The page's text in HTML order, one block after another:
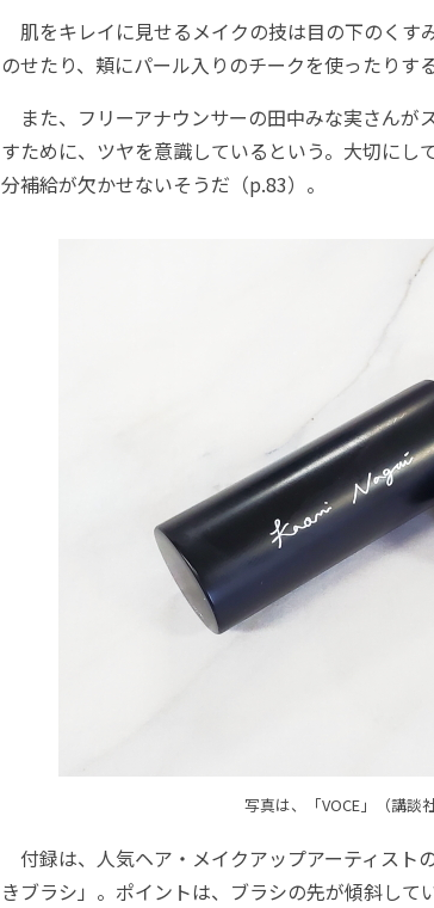
肌をキレイに見せるメイクの技は目の下のくす
のせたり、頬にパール入りのチークを使ったりす
また、フリーアナウンサーの田中みな実さんが
すために、ツヤを意識しているという。大切に
分補給が欠かせないそうだ（p.83）。
写真は、「VOCE」（講談
付録は、人気ヘア・メイクアップアーティスト
きブラシ」。ポイントは、ブラシの先が傾斜し